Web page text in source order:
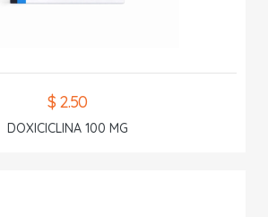
$ 2.50
DOXICICLINA 100 MG